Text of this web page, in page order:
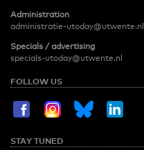
Administration
administratie-utoday@utwente.nl
Specials / advertising
specials-utoday@utwente.nl
FOLLOW US
STAY TUNED